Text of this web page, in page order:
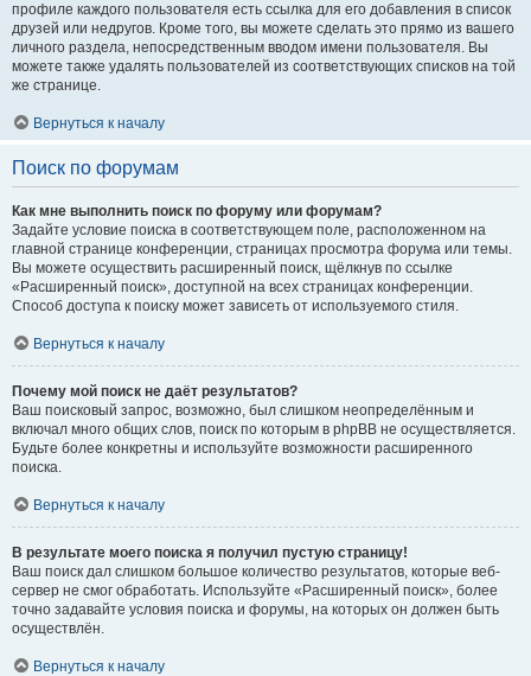
профиле каждого пользователя есть ссылка для его добавления в список
друзей или недругов. Кроме того, вы можете сделать это прямо из вашего
личного раздела, непосредственным вводом имени пользователя. Вы
можете также удалять пользователей из соответствующих списков на той
же странице.
Вернуться к началу
Поиск по форумам
Как мне выполнить поиск по форуму или форумам?
Задайте условие поиска в соответствующем поле, расположенном на
главной странице конференции, страницах просмотра форума или темы.
Вы можете осуществить расширенный поиск, щёлкнув по ссылке
«Расширенный поиск», доступной на всех страницах конференции.
Способ доступа к поиску может зависеть от используемого стиля.
Вернуться к началу
Почему мой поиск не даёт результатов?
Ваш поисковый запрос, возможно, был слишком неопределённым и
включал много общих слов, поиск по которым в phpBB не осуществляется.
Будьте более конкретны и используйте возможности расширенного
поиска.
Вернуться к началу
В результате моего поиска я получил пустую страницу!
Ваш поиск дал слишком большое количество результатов, которые веб-
сервер не смог обработать. Используйте «Расширенный поиск», более
точно задавайте условия поиска и форумы, на которых он должен быть
осуществлён.
Вернуться к началу